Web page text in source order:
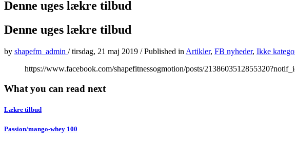
Denne uges lækre tilbud
Denne uges lækre tilbud
by shapefm_admin /tirsdag, 21 maj 2019 /Published in Artikler, FB nyheder, Ikke
https://www.facebook.com/shapefitnessogmotion/posts/
What you can read next
Lækre tilbud
Passion/mango-whey 100